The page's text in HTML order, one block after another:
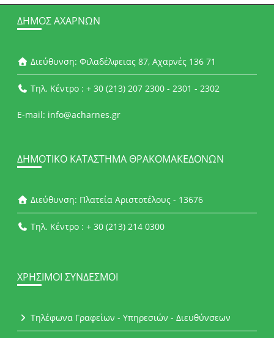
ΔΉΜΟΣ ΑΧΑΡΝΏΝ
Διεύθυνση: Φιλαδέλφειας 87, Αχαρνές 136 71
Τηλ. Κέντρο : + 30 (213) 207 2300 - 2301 - 2302
E-mail: info@acharnes.gr
ΔΗΜΟΤΙΚΌ ΚΑΤΆΣΤΗΜΑ ΘΡΑΚΟΜΑΚΕΔΌΝΩΝ
Διεύθυνση: Πλατεία Αριστοτέλους - 13676
Τηλ. Κέντρο : + 30 (213) 214 0300
ΧΡΉΣΙΜΟΙ ΣΎΝΔΕΣΜΟΙ
Τηλέφωνα Γραφείων - Υπηρεσιών - Διευθύνσεων